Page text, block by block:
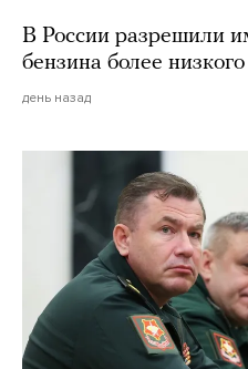
В России разрешили
бензина более
день назад